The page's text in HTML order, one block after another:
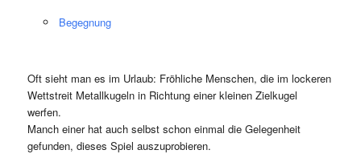
Begegnung
Oft sieht man es im Urlaub: Fröhliche Menschen, die im lockeren
Wettstreit Metallkugeln in Richtung einer kleinen Zielkugel
werfen.
Manch einer hat auch selbst schon einmal die Gelegenheit
gefunden, dieses Spiel auszuprobieren.